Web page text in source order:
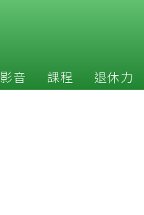
影音 課程 退休力